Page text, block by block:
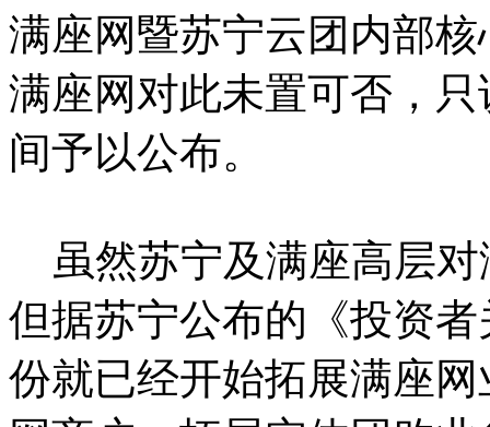
满座网暨苏宁云团内部
满座网对此未置可否，
间予以公布。
虽然苏宁及满座高层对
但据苏宁公布的《投资
份就已经开始拓展满座